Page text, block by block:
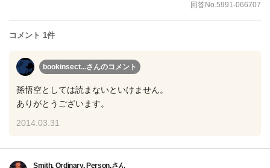
回答No.5991-066707
コメント 1件
bookinsect...さんのコメント
孫悟空としては読まないといけません。
ありがとうございます。
2014.03.31
Smith, Ordinary. Person.さん